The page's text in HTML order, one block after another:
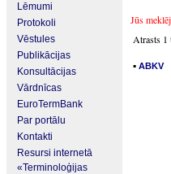
Lēmumi
Protokoli
Vēstules
Publikācijas
Konsultācijas
Vārdnīcas
EuroTermBank
Par portālu
Kontakti
Resursi internetā
«Terminoloģijas
Jūs
Atrasts 1
▪ ABKV